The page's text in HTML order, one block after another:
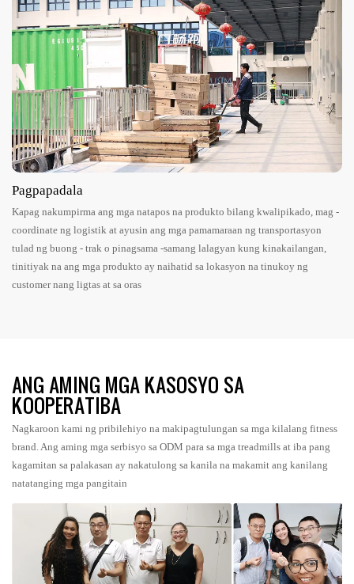
Pagpapadala
Kapag nakumpirma ang mga natapos na produkto bilang kwalipikado, mag -
coordinate ng logistik at ayusin ang mga pamamaraan ng transportasyon
tulad ng buong - trak o pinagsama -samang lalagyan kung kinakailangan,
tinitiyak na ang mga produkto ay naihatid sa lokasyon na tinukoy ng
customer nang ligtas at sa oras
ANG AMING MGA KASOSYO SA
KOOPERATIBA
Nagkaroon kami ng pribilehiyo na makipagtulungan sa mga kilalang fitness
brand. Ang aming mga serbisyo sa ODM para sa mga treadmills at iba pang
kagamitan sa palakasan ay nakatulong sa kanila na makamit ang kanilang
natatanging mga pangitain